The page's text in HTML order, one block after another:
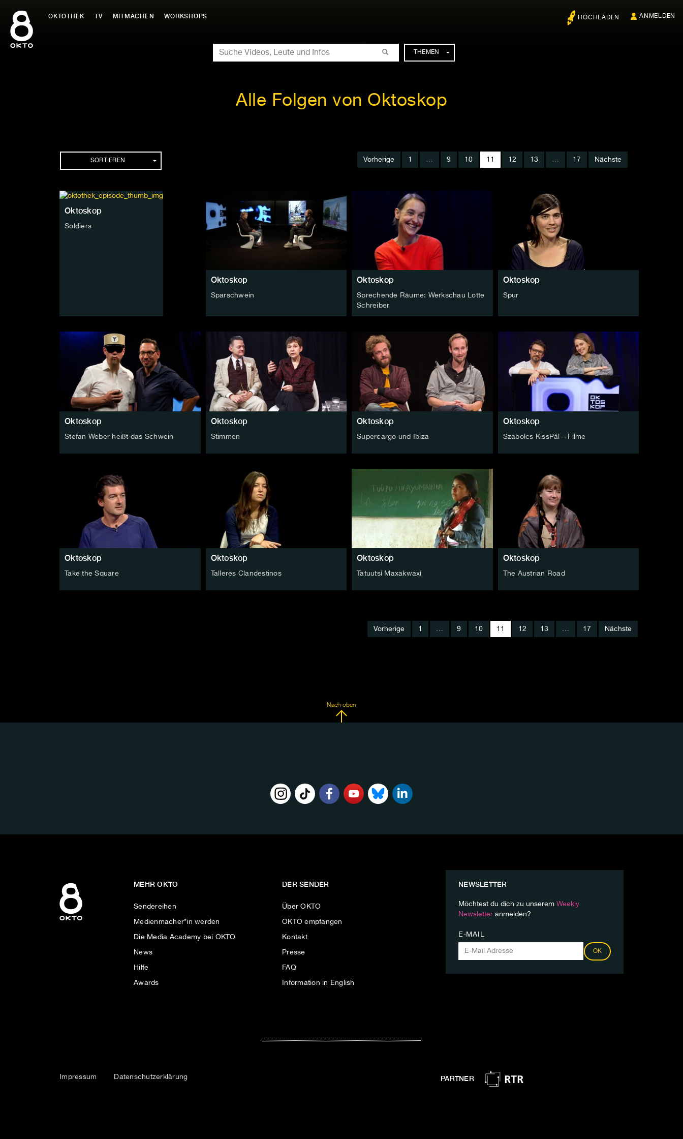
Inhalt
springen
OKTOTHEK TV MITMACHEN WORKSHOPS HOCHLADEN ANMELDEN
SUCHE
THEMEN
Alle Folgen von Oktoskop
Folgen
SORTIEREN Vorherige 1 … 9 10 11 12 13 … 17 Nächste
Oktoskop
Soldiers
Oktoskop
Sparschwein
Oktoskop
Sprechende Räume: Werkschau Lotte
Schreiber
Oktoskop
Spur
Oktoskop
Stefan Weber heißt das Schwein
Oktoskop
Stimmen
Oktoskop
Supercargo und Ibiza
Oktoskop
Szabolcs KissPál – Filme
Oktoskop
Take the Square
Oktoskop
Talleres Clandestinos
Oktoskop
Tatuutsí Maxakwaxí
Oktoskop
The Austrian Road
Vorherige 1 … 9 10 11 12 13 … 17 Nächste
Nach oben
MEHR OKTO
Sendereihen
Medienmacher*in werden
Die Media Academy bei OKTO
News
Hilfe
Awards
DER SENDER
Über OKTO
OKTO empfangen
Kontakt
Presse
FAQ
Information in English
NEWSLETTER
Möchtest du dich zu unserem Weekly
Newsletter anmelden?
E-MAIL
OK
Impressum Datenschutzerklärung PARTNER